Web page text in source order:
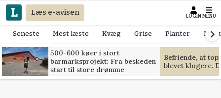
Læs e-avisen LOGIN MENU
Seneste Mest læste Kvæg Grise Planter
500-600 køer i stort
barmarksprojekt: Fra beskeden
start til store drømme
Befriende, at
blevet klogere.